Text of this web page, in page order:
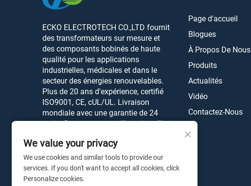
ECKO ELECTROTECH CO.,LTD fournit
des transformateurs sur mesure et
des composants bobinés de haute
qualité pour les applications
industrielles, médicales et dans le
secteur des énergies renouvelables.
Plus de 20 ans d'expérience, certifié
ISO9001, CE, cUL/UL. Livraison
mondiale avec une garantie de 24
mois. Contactez-nous dès aujourd'hui.
Page d'accueil
Blogues
À Propos De Nous
Produits
Actualités
Vidéo
Contactez-Nous
We value your privacy
We use cookies and similar tools to provide our
services. If you don't want to accept all cookies, click
Personalize cookies.